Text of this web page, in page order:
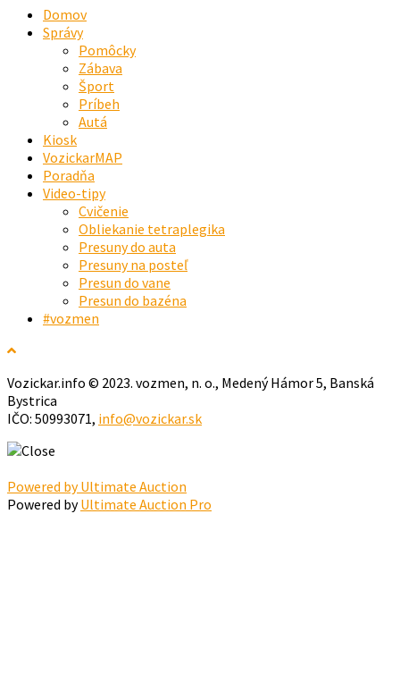
Domov
Správy
Pomôcky
Zábava
Šport
Príbeh
Autá
Kiosk
VozickarMAP
Poradňa
Video-tipy
Cvičenie
Obliekanie tetraplegika
Presuny do auta
Presuny na posteľ
Presun do vane
Presun do bazéna
#vozmen
Vozickar.info © 2023. vozmen, n. o., Medený Hámor 5, Banská
Bystrica
IČO: 50993071, info@vozickar.sk
Powered by Ultimate Auction
Powered byUltimate Auction Pro